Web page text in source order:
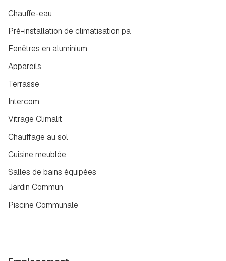
Piscine Communale
Chauffe-eau
Pré-installation de climatisation par conduits
Fenêtres en aluminium
Appareils
Terrasse
Intercom
Vitrage Climalit
Chauffage au sol
Cuisine meublée
Salles de bains équipées
Jardin Commun